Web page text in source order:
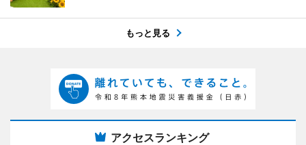
もっと見る
アクセスランキング